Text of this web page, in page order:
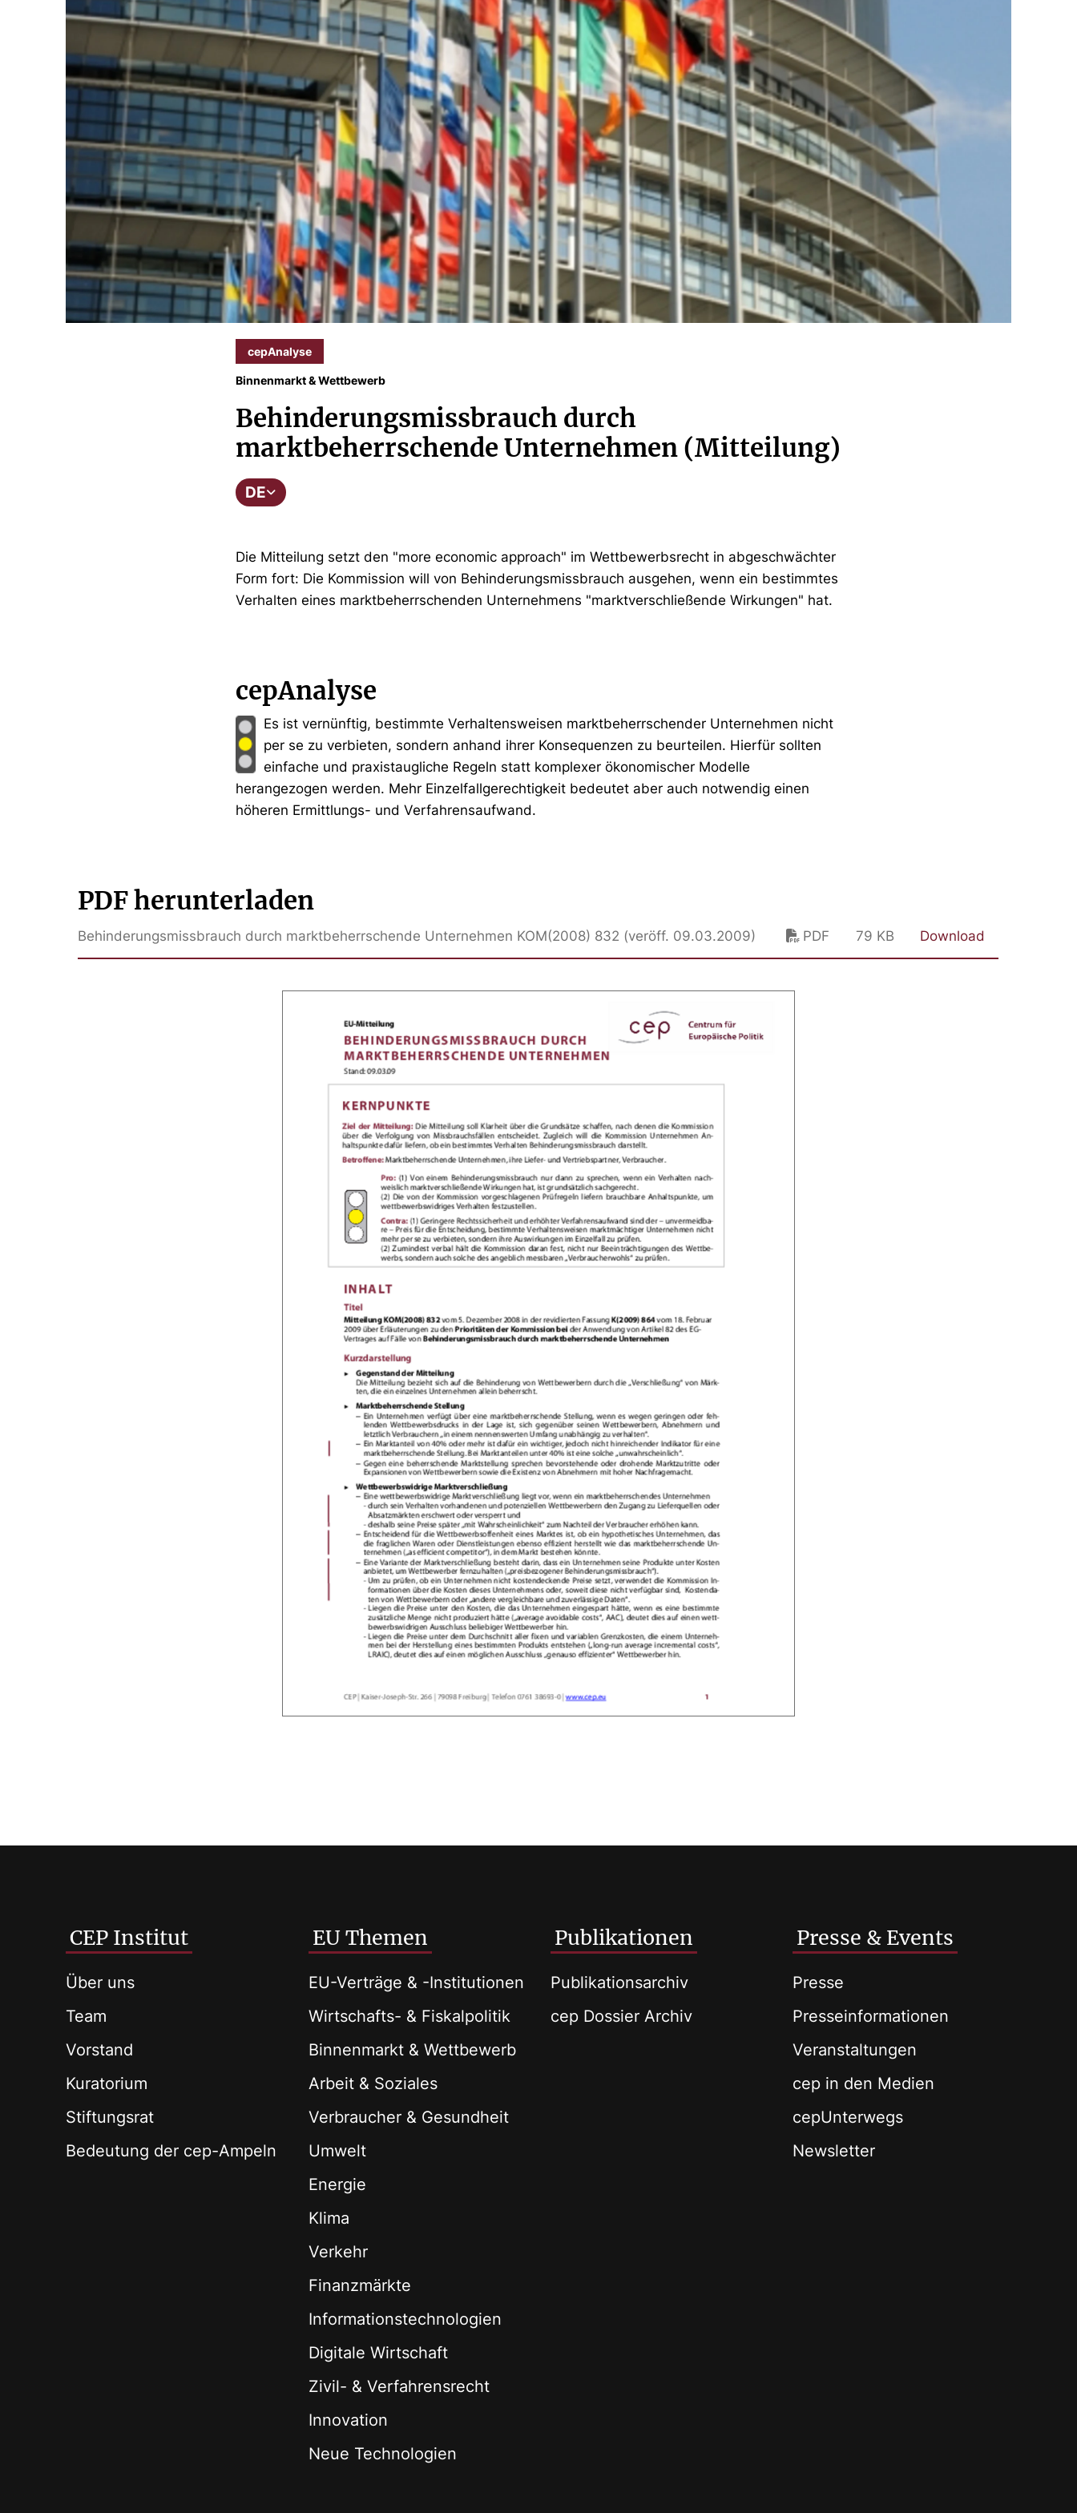
cepAnalyse
Binnenmarkt & Wettbewerb
Behinderungsmissbrauch durch
marktbeherrschende Unternehmen (Mitteilung)
DE
Die Mitteilung setzt den "more economic approach" im Wettbewerbsrecht in abgeschwächter
Form fort: Die Kommission will von Behinderungsmissbrauch ausgehen, wenn ein bestimmtes
Verhalten eines marktbeherrschenden Unternehmens "marktverschließende Wirkungen" hat.
cepAnalyse
Es ist vernünftig, bestimmte Verhaltensweisen marktbeherrschender Unternehmen nicht
per se zu verbieten, sondern anhand ihrer Konsequenzen zu beurteilen. Hierfür sollten
einfache und praxistaugliche Regeln statt komplexer ökonomischer Modelle
herangezogen werden. Mehr Einzelfallgerechtigkeit bedeutet aber auch notwendig einen
höheren Ermittlungs- und Verfahrensaufwand.
PDF herunterladen
Behinderungsmissbrauch durch marktbeherrschende Unternehmen KOM(2008) 832 (veröff. 09.03.2009) PDF 79 KB Download
CEP Institut
Über uns
Team
Vorstand
Kuratorium
Stiftungsrat
Bedeutung der cep-Ampeln
EU Themen
EU-Verträge & -Institutionen
Wirtschafts- & Fiskalpolitik
Binnenmarkt & Wettbewerb
Arbeit & Soziales
Verbraucher & Gesundheit
Umwelt
Energie
Klima
Verkehr
Finanzmärkte
Informationstechnologien
Digitale Wirtschaft
Zivil- & Verfahrensrecht
Innovation
Neue Technologien
Publikationen
Publikationsarchiv
cep Dossier Archiv
Presse & Events
Presse
Presseinformationen
Veranstaltungen
cep in den Medien
cepUnterwegs
Newsletter